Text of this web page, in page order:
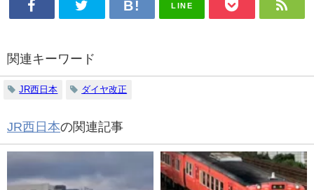
LINE
関連キーワード
JR西日本 ダイヤ改正
JR西日本の関連記事